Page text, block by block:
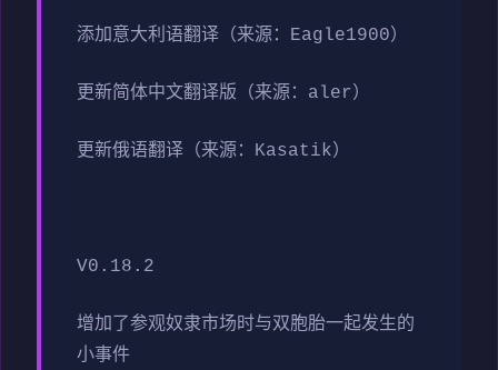
添加意大利语翻译（来源：Eagle1900）
更新简体中文翻译版（来源：aler）
更新俄语翻译（来源：Kasatik）
V0.18.2
增加了参观奴隶市场时与双胞胎一起发生的
小事件